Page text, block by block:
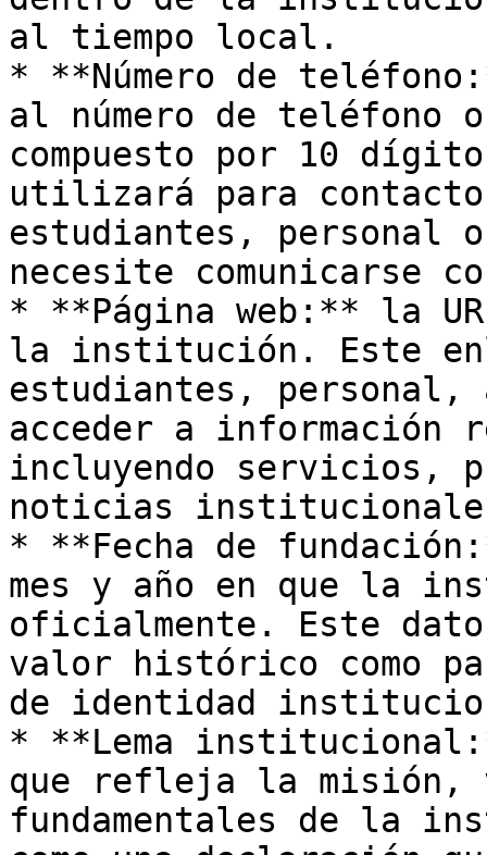
al tiempo local.
* **Número de
al número de
compuesto por 10
utilizará para
estudiantes, personal
necesite comunicarse
* **Página web:** la
la institución. Este
estudiantes,
acceder a información
incluyendo servicios,
noticias
* **Fecha de
mes y año en que la
oficialmente. Este
valor histórico como
de identidad
* **Lema
que refleja la misión,
fundamentales de la